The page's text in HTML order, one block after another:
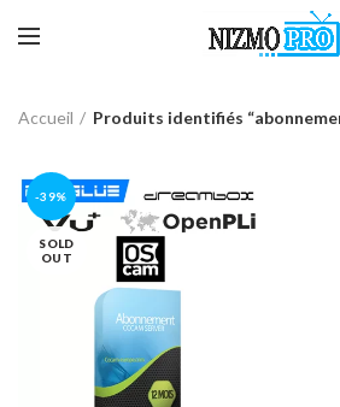
Accueil Produits identifiés
-39%
SOLD
OUT